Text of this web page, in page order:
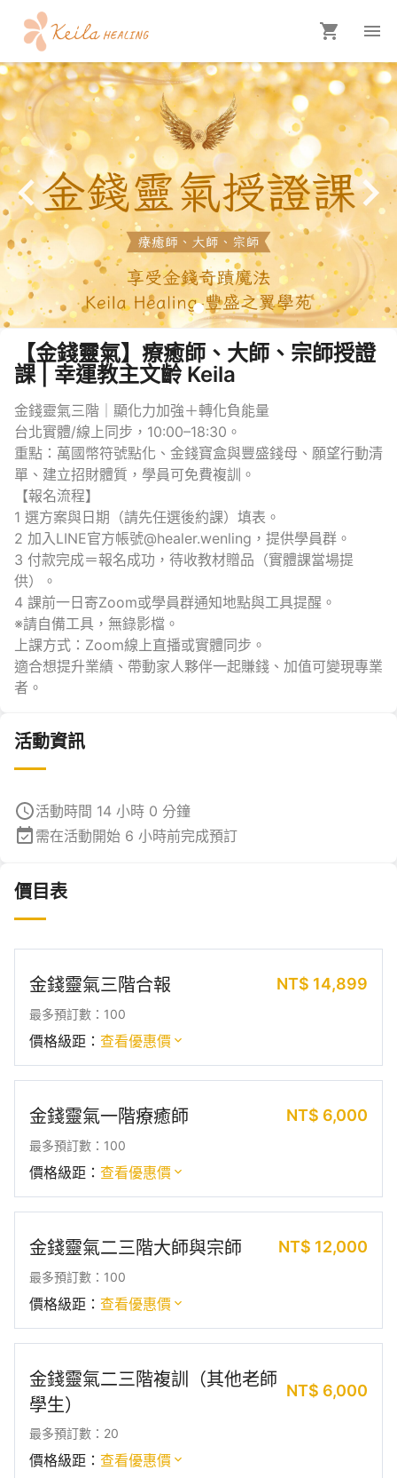
【金錢靈氣】療癒師、大師、宗師授證
課 | 幸運教主文齡 Keila
金錢靈氣三階｜顯化力加強＋轉化負能量
台北實體/線上同步，10:00–18:30。
重點：萬國幣符號點化、金錢寶盒與豐盛錢母、願望行動清
單、建立招財體質，學員可免費複訓。
【報名流程】
1 選方案與日期（請先任選後約課）填表。
2 加入LINE官方帳號@healer.wenling，提供學員群。
3 付款完成＝報名成功，待收教材贈品（實體課當場提
供）。
4 課前一日寄Zoom或學員群通知地點與工具提醒。
※請自備工具，無錄影檔。
上課方式：Zoom線上直播或實體同步。
適合想提升業績、帶動家人夥伴一起賺錢、加值可變現專業
者。
活動資訊
活動時間 14 小時 0 分鐘
需在活動開始 6 小時前完成預訂
價目表
金錢靈氣三階合報 NT$ 14,899
最多預訂數：100
價格級距： 查看優惠價
金錢靈氣一階療癒師 NT$ 6,000
最多預訂數：100
價格級距： 查看優惠價
金錢靈氣二三階大師與宗師 NT$ 12,000
最多預訂數：100
價格級距： 查看優惠價
金錢靈氣二三階複訓（其他老師
學生）
NT$ 6,000
最多預訂數：20
價格級距： 查看優惠價